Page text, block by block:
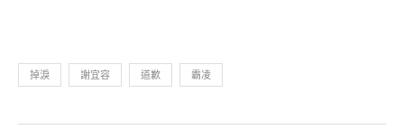
掉淚 謝宜容 道歉 霸凌